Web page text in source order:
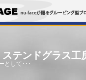
テンドグラス工
として･･･